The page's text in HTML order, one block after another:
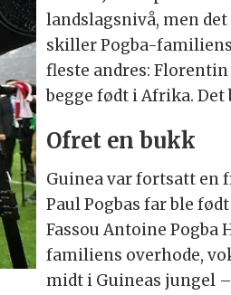
landslagsnivå, men
skiller Pogba-
fleste andres:
begge født i Afrika. Det
Ofret en bukk
Guinea var fortsatt en
Paul Pogbas far ble født
Fassou Antoine Pogba
familiens overhode,
midt i Guineas jungel